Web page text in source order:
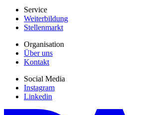
Service
Weiterbildung
Stellenmarkt
Organisation
Über uns
Kontakt
Social Media
Instagram
Linkedin